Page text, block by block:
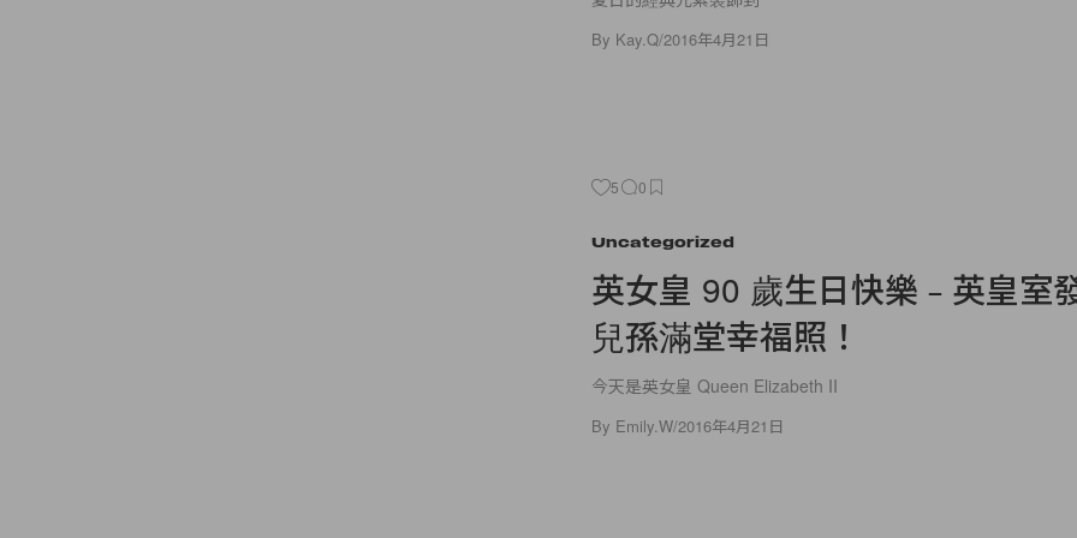
By Kay.Q/2016年4月21日
5 0
Uncategorized
英女皇 90 歲生日快樂﹣英皇室
兒孫滿堂幸福照！
今天是英女皇 Queen Elizabeth II
By Emily.W/2016年4月21日